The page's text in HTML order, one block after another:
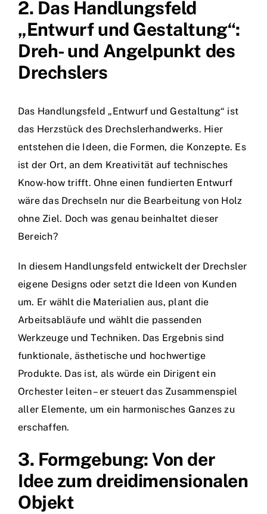
2. Das Handlungsfeld
„Entwurf und Gestaltung“:
Dreh- und Angelpunkt des
Drechslers
Das Handlungsfeld „Entwurf und Gestaltung“ ist
das Herzstück des Drechslerhandwerks. Hier
entstehen die Ideen, die Formen, die Konzepte. Es
ist der Ort, an dem Kreativität auf technisches
Know-how trifft. Ohne einen fundierten Entwurf
wäre das Drechseln nur die Bearbeitung von Holz
ohne Ziel. Doch was genau beinhaltet dieser
Bereich?
In diesem Handlungsfeld entwickelt der Drechsler
eigene Designs oder setzt die Ideen von Kunden
um. Er wählt die Materialien aus, plant die
Arbeitsabläufe und wählt die passenden
Werkzeuge und Techniken. Das Ergebnis sind
funktionale, ästhetische und hochwertige
Produkte. Das ist, als würde ein Dirigent ein
Orchester leiten – er steuert das Zusammenspiel
aller Elemente, um ein harmonisches Ganzes zu
erschaffen.
3. Formgebung: Von der
Idee zum dreidimensionalen
Objekt